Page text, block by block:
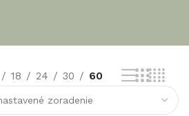
18 24 30 60